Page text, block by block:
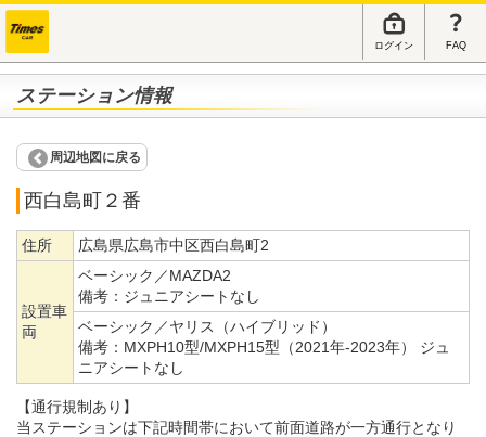
ログイン FAQ
ステーション情報
周辺地図に戻る
西白島町２番
住所 広島県広島市中区西白島町2
設置車
両
ベーシック／MAZDA2
備考： ジュニアシートなし
ベーシック／ヤリス（ハイブリッド）
備考： MXPH10型/MXPH15型（2021年-2023年） ジュ
ニアシートなし
【通行規制あり】
当ステーションは下記時間帯において前面道路が一方通行となり